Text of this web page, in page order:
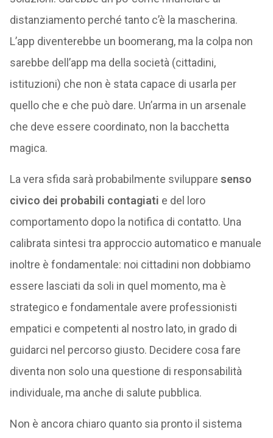
distanziamento perché tanto c’è la mascherina.
L’app diventerebbe un boomerang, ma la colpa non
sarebbe dell’app ma della società (cittadini,
istituzioni) che non è stata capace di usarla per
quello che e che può dare. Un’arma in un arsenale
che deve essere coordinato, non la bacchetta
magica.
La vera sfida sarà probabilmente sviluppare senso
civico dei probabili contagiati e del loro
comportamento dopo la notifica di contatto. Una
calibrata sintesi tra approccio automatico e manuale
inoltre è fondamentale: noi cittadini non dobbiamo
essere lasciati da soli in quel momento, ma è
strategico e fondamentale avere professionisti
empatici e competenti al nostro lato, in grado di
guidarci nel percorso giusto. Decidere cosa fare
diventa non solo una questione di responsabilità
individuale, ma anche di salute pubblica.
Non è ancora chiaro quanto sia pronto il sistema